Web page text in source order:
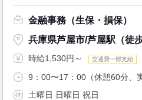
金融事務（生保・損保）
兵庫県芦屋市/芦屋駅（徒歩
時給1,530円～ 交通費一部支給
9：00〜17：00（休憩60分、
土曜日 日曜日 祝日